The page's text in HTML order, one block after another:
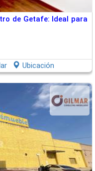
de Getafe: Ideal para
Ubicación